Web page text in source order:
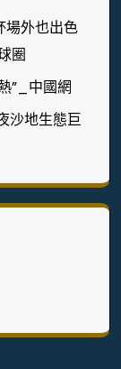
場外也出色
圈
”_中國網
沙地生態巨